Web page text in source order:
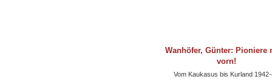
Wanhöfer, Günter: Pioniere
vorn!
Vom Kaukasus bis Kurland